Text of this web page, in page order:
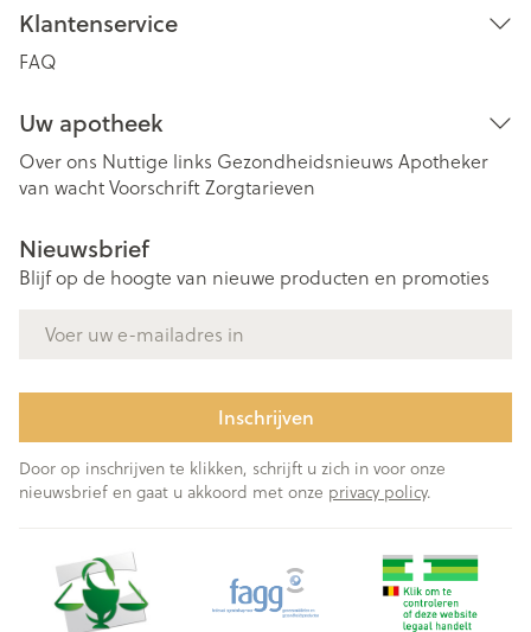
Klantenservice
FAQ
Uw apotheek
Over ons Nuttige links Gezondheidsnieuws Apotheker
van wachtVoorschriftZorgtarieven
Nieuwsbrief
Blijf op de hoogte van nieuwe producten en promoties
Inschrijven
Door op inschrijven te klikken, schrijft u zich in voor onze
nieuwsbrief en gaat u akkoord met onze privacy policy.